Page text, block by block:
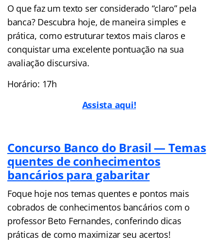
O que faz um texto ser considerado “claro” pela
banca? Descubra hoje, de maneira simples e
prática, como estruturar textos mais claros e
conquistar uma excelente pontuação na sua
avaliação discursiva.
Horário: 17h
Assista aqui!
Concurso Banco do Brasil — Temas
quentes de conhecimentos
bancários para gabaritar
Foque hoje nos temas quentes e pontos mais
cobrados de conhecimentos bancários com o
professor Beto Fernandes, conferindo dicas
práticas de como maximizar seu acertos!